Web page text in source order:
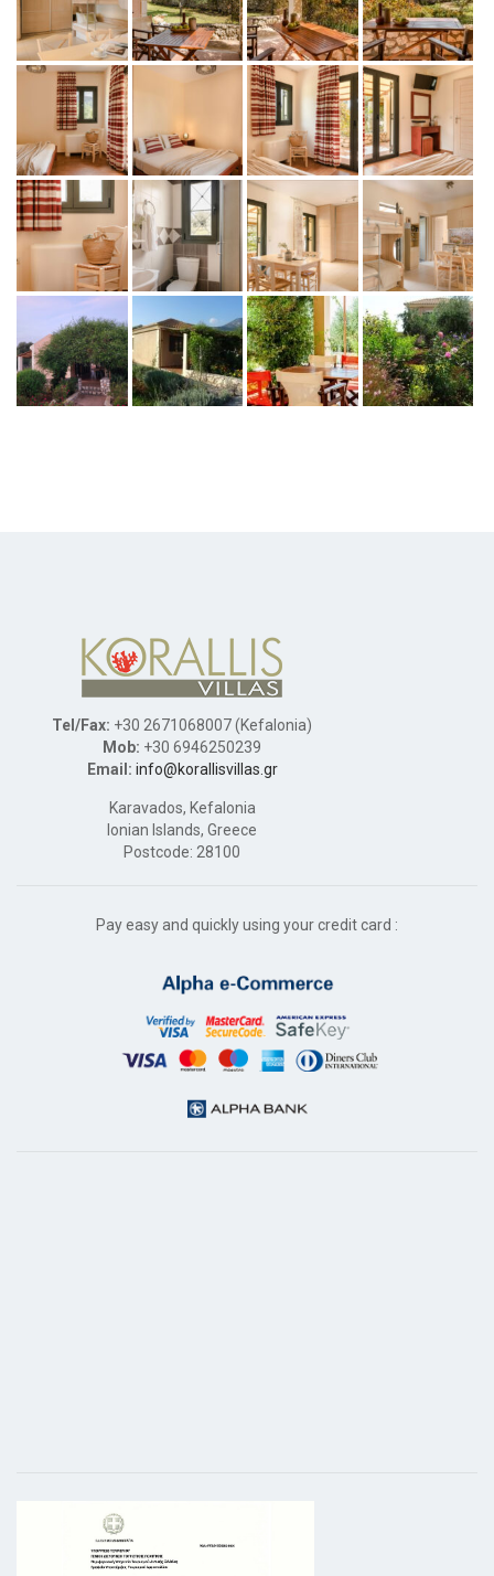
Tel/Fax: +30 2671068007 (Kefalonia)
Mob: +30 6946250239
Email: info@korallisvillas.gr
Karavados, Kefalonia
Ionian Islands, Greece
Postcode: 28100
Pay easy and quickly using your credit card :